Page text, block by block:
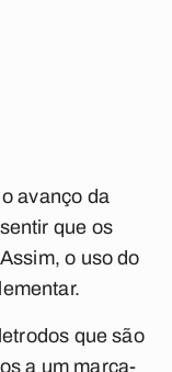
avanço da
que os
o uso do
que são
a um marca-